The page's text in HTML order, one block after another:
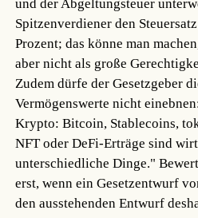
und der Abgeltungsteuer
Spitzenverdiener den
Prozent; das könne man
aber nicht als große
Zudem dürfe der Gesetzgeber
Vermögenswerte nicht
Krypto: Bitcoin, Stablecoins,
NFT oder DeFi-Erträge sind
unterschiedliche Dinge."
erst, wenn ein Gesetzentwurf
den ausstehenden Entwurf